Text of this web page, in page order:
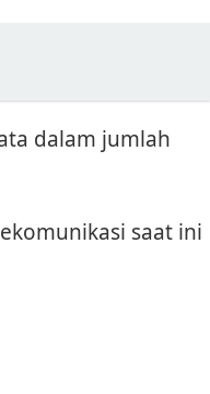
dalam jumlah
saat ini